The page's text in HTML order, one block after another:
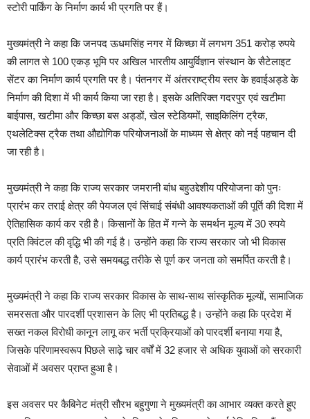
स्टोरी पार्किंग के निर्माण कार्य भी प्रगति पर हैं।
मुख्यमंत्री ने कहा कि जनपद ऊधमसिंह नगर में किच्छा में लगभग 351 करोड़ रुपये
की लागत से 100 एकड़ भूमि पर अखिल भारतीय आयुर्विज्ञान संस्थान के सैटेलाइट
सेंटर का निर्माण कार्य प्रगति पर है। पंतनगर में अंतरराष्ट्रीय स्तर के हवाईअड्डे के
निर्माण की दिशा में भी कार्य किया जा रहा है। इसके अतिरिक्त गदरपुर एवं खटीमा
बाईपास, खटीमा और किच्छा बस अड्डों, खेल स्टेडियमों, साइकिलिंग ट्रैक,
एथलेटिक्स ट्रैक तथा औद्योगिक परियोजनाओं के माध्यम से क्षेत्र को नई पहचान दी
जा रही है।
मुख्यमंत्री ने कहा कि राज्य सरकार जमरानी बांध बहुउद्देशीय परियोजना को पुनः
प्रारंभ कर तराई क्षेत्र की पेयजल एवं सिंचाई संबंधी आवश्यकताओं की पूर्ति की दिशा में
ऐतिहासिक कार्य कर रही है। किसानों के हित में गन्ने के समर्थन मूल्य में 30 रुपये
प्रति क्विंटल की वृद्धि भी की गई है। उन्होंने कहा कि राज्य सरकार जो भी विकास
कार्य प्रारंभ करती है, उसे समयबद्ध तरीके से पूर्ण कर जनता को समर्पित करती है।
मुख्यमंत्री ने कहा कि राज्य सरकार विकास के साथ-साथ सांस्कृतिक मूल्यों, सामाजिक
समरसता और पारदर्शी प्रशासन के लिए भी प्रतिबद्ध है। उन्होंने कहा कि प्रदेश में
सख्त नकल विरोधी कानून लागू कर भर्ती प्रक्रियाओं को पारदर्शी बनाया गया है,
जिसके परिणामस्वरूप पिछले साढ़े चार वर्षों में 32 हजार से अधिक युवाओं को सरकारी
सेवाओं में अवसर प्राप्त हुआ है।
इस अवसर पर कैबिनेट मंत्री सौरभ बहुगुणा ने मुख्यमंत्री का आभार व्यक्त करते हुए